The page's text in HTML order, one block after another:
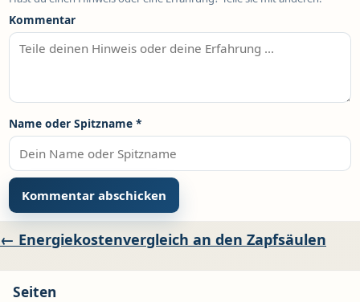
Kommentar
Name oder Spitzname *
Beitragsnavigation
← Energiekostenvergleich an den Zapfsäulen
Seiten